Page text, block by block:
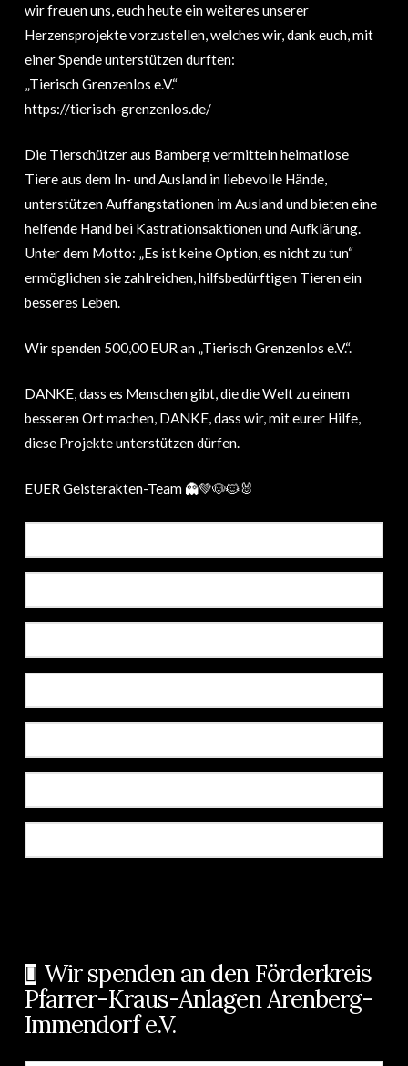
wir freuen uns, euch heute ein weiteres unserer
Herzensprojekte vorzustellen, welches wir, dank euch, mit
einer Spende unterstützen durften:
„Tierisch Grenzenlos e.V.“
https://tierisch-grenzenlos.de/
Die Tierschützer aus Bamberg vermitteln heimatlose
Tiere aus dem In- und Ausland in liebevolle Hände,
unterstützen Auffangstationen im Ausland und bieten eine
helfende Hand bei Kastrationsaktionen und Aufklärung.
Unter dem Motto: „Es ist keine Option, es nicht zu tun“
ermöglichen sie zahlreichen, hilfsbedürftigen Tieren ein
besseres Leben.
Wir spenden 500,00 EUR an „Tierisch Grenzenlos e.V.“.
DANKE, dass es Menschen gibt, die die Welt zu einem
besseren Ort machen, DANKE, dass wir, mit eurer Hilfe,
diese Projekte unterstützen dürfen.
EUER Geisterakten-Team 👻💚🐶🐱🐰
Wir spenden an den Förderkreis
Pfarrer-Kraus-Anlagen Arenberg-
Immendorf e.V.